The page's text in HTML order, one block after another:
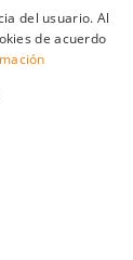
del usuario. Al
de acuerdo